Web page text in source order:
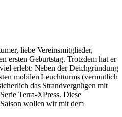
liebe Vereinsmitglieder,
ersten Geburtstag. Trotzdem hat er
erlebt: Neben der Deichgründung
mobilen Leuchtturms (vermutlich
das Strandvergnügen mit
Terra-XPress. Diese
wollen wir mit dem